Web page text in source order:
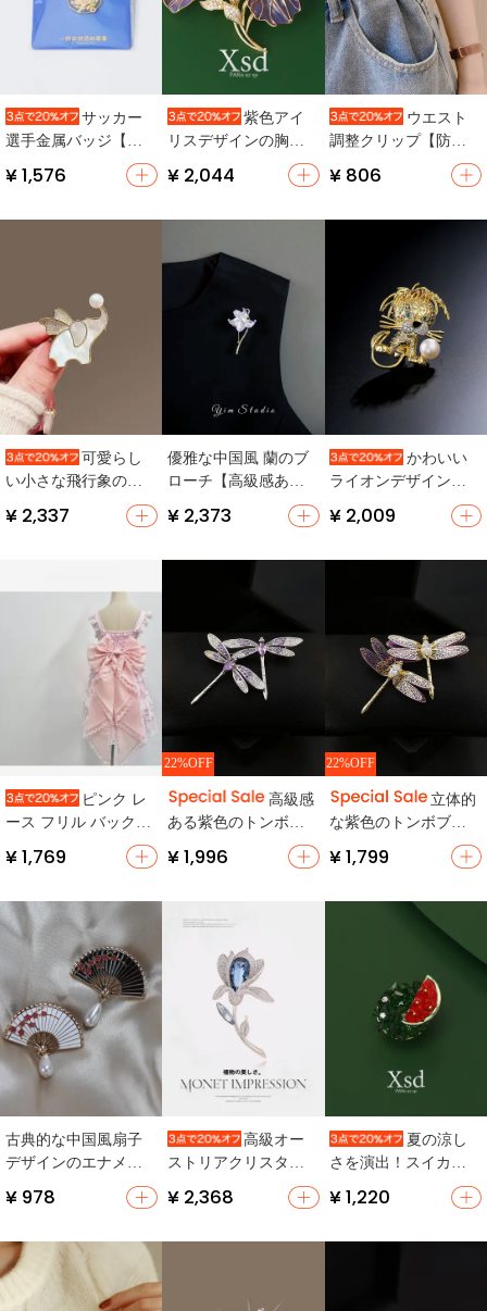
サッカー
選手金属バッジ【メ
ッシ・ムバッペ・記
念品】
¥ 1,576
紫色アイ
リスデザインの胸元
ブローチ【エナメル
仕上げ・高級感・カ
¥ 2,044
ウエスト
調整クリップ【防止
脱落・衣服固定用・
女性用】
¥ 806
可愛らし
い小さな飛行象の貝
母製パールブローチ
【高級感あるデザイ
¥ 2,337
優雅な中国風 蘭のブ
ローチ【高級感ある
デザイン・女性用】
¥ 2,373
かわいい
ライオンデザインブ
ローチ【お洒落・ジ
ャケット・カーディ
¥ 2,009
ピンク レ
ース フリル バックリ
ボン付きオーガンジ
ー ロリィタスタイル
¥ 1,769
22%OFF
高級感
ある紫色のトンボブ
ト・昆虫デザイン・
¥ 1,996
22%OFF
立体的
な紫色のトンボブロ
ーチ【スーツ襟・カ
ーディガン・ドレス
¥ 1,799
古典的な中国風扇子
デザインのエナメル
ブローチ【淡水パー
ル・流れる房付き・
胸花用】
¥ 978
高級オー
ストリアクリスタル
使用 青いユリのブロ
ーチ【女性用 ジャケ
¥ 2,368
夏の涼し
さを演出！スイカモ
チーフの高級ブロー
チ【エレガント・洗
¥ 1,220